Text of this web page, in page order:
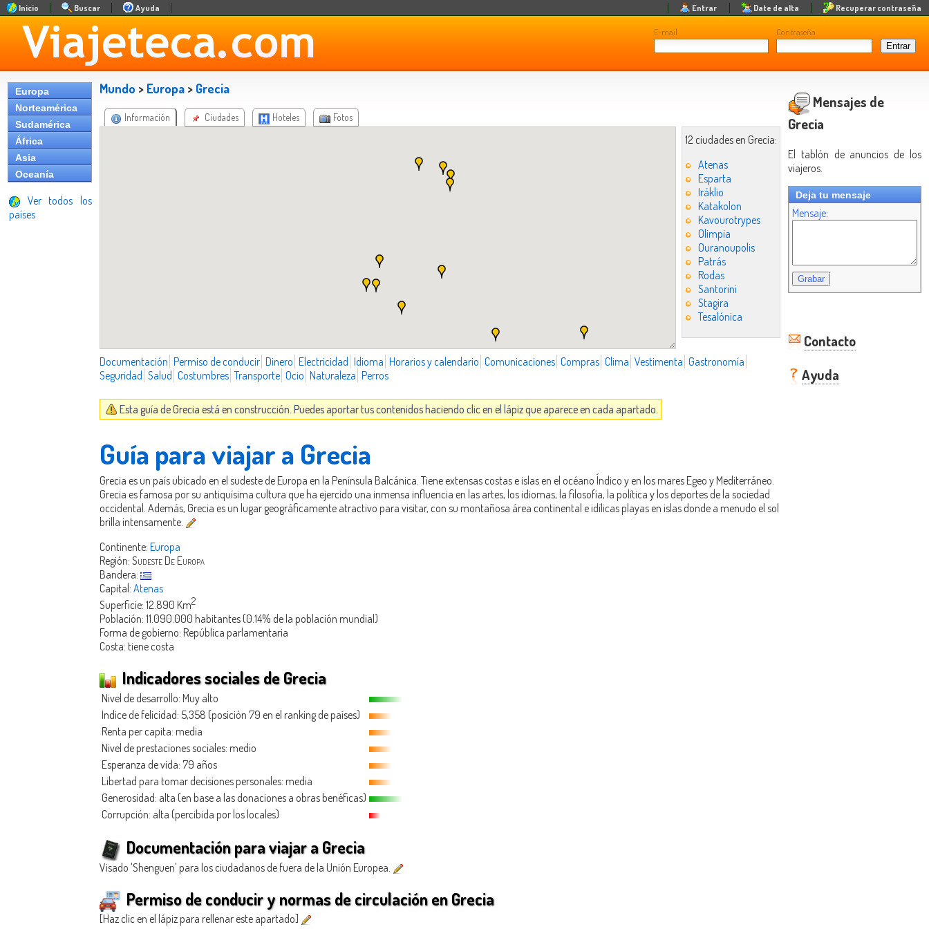
E-mail Contraseña
Inicio Buscar Ayuda Entrar Date de alta Recuperar contraseña
Europa
Norteamérica
Sudamérica
África
Asia
Oceanía
Ver todos los
países
Mundo > Europa > Grecia
Información Ciudades Hoteles Fotos
12 ciudades en Grecia:
Atenas
Esparta
Iráklio
Katakolon
Kavourotrypes
Olimpia
Ouranoupolis
Patrás
Rodas
Santorini
Stagira
Tesalónica
Documentación Permiso de conducir Dinero Electricidad Idioma Horarios y calendario Comunicaciones Compras Clima Vestimenta Gastronomía
Seguridad Salud Costumbres Transporte Ocio Naturaleza Perros
Esta guía de Grecia está en construcción. Puedes aportar tus contenidos haciendo clic en el lápiz que aparece en cada apartado.
Guía para viajar a Grecia
Grecia es un país ubicado en el sudeste de Europa en la Península Balcánica. Tiene extensas costas e islas en el océano Índico y en los mares Egeo y Mediterráneo.
Grecia es famosa por su antiquísima cultura que ha ejercido una inmensa influencia en las artes, los idiomas, la filosofía, la política y los deportes de la sociedad
occidental. Además, Grecia es un lugar geográficamente atractivo para visitar, con su montañosa área continental e idílicas playas en islas donde a menudo el sol
brilla intensamente.
Continente: Europa
Región: Sudeste De Europa
Bandera:
Capital: Atenas
Superficie: 12.890 Km2
Población: 11.090.000 habitantes (0.14% de la población mundial)
Forma de gobierno: República parlamentaria
Costa: tiene costa
Indicadores sociales de Grecia
Nivel de desarrollo: Muy alto
Indice de felicidad: 5,358 (posición 79 en el ranking de países)
Renta per capita: media
Nivel de prestaciones sociales: medio
Esperanza de vida: 79 años
Libertad para tomar decisiones personales: media
Generosidad: alta (en base a las donaciones a obras benéficas)
Corrupción: alta (percibida por los locales)
Documentación para viajar a Grecia
Visado 'Shenguen' para los ciudadanos de fuera de la Unión Europea.
Permiso de conducir y normas de circulación en Grecia
[Haz clic en el lápiz para rellenar este apartado]
Mensajes de
Grecia
El tablón de anuncios de los
viajeros.
Deja tu mensaje
Mensaje:
Contacto
Ayuda